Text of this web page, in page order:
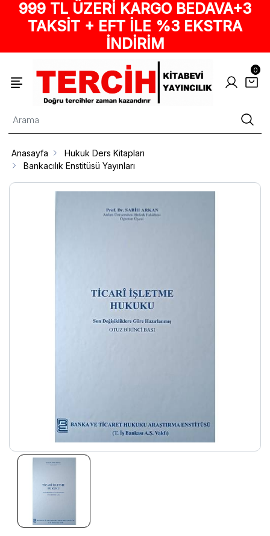
999 TL ÜZERİ KARGO BEDAVA+3
TAKSİT + EFT İLE %3 EKSTRA
İNDİRİM
0
Anasayfa
Hukuk Ders Kitapları
Bankacılık Enstitüsü Yayınları